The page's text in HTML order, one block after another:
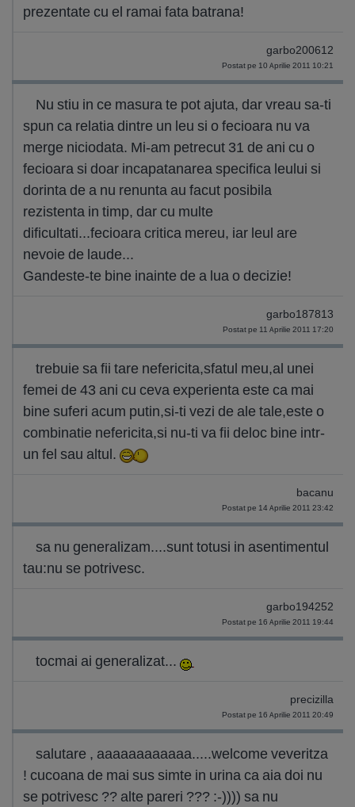
prezentate cu el ramai fata batrana!
garbo200612
Postat pe 10 Aprilie 2011 10:21
Nu stiu in ce masura te pot ajuta, dar vreau sa-ti
spun ca relatia dintre un leu si o fecioara nu va
merge niciodata. Mi-am petrecut 31 de ani cu o
fecioara si doar incapatanarea specifica leului si
dorinta de a nu renunta au facut posibila
rezistenta in timp, dar cu multe
dificultati...fecioara critica mereu, iar leul are
nevoie de laude...
Gandeste-te bine inainte de a lua o decizie!
garbo187813
Postat pe 11 Aprilie 2011 17:20
trebuie sa fii tare nefericita,sfatul meu,al unei
femei de 43 ani cu ceva experienta este ca mai
bine suferi acum putin,si-ti vezi de ale tale,este o
combinatie nefericita,si nu-ti va fii deloc bine intr-
un fel sau altul.
bacanu
Postat pe 14 Aprilie 2011 23:42
sa nu generalizam....sunt totusi in asentimentul
tau:nu se potrivesc.
garbo194252
Postat pe 16 Aprilie 2011 19:44
tocmai ai generalizat...
precizilla
Postat pe 16 Aprilie 2011 20:49
salutare , aaaaaaaaaaaa.....welcome veveritza
! cucoana de mai sus simte in urina ca aia doi nu
se potrivesc ?? alte pareri ??? :-)))) sa nu